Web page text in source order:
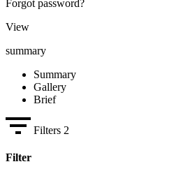
Forgot password?
View
summary
Summary
Gallery
Brief
Filters 2
Filter